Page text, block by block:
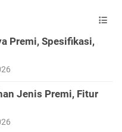
Premi, Spesifikasi,
Jenis Premi, Fitur